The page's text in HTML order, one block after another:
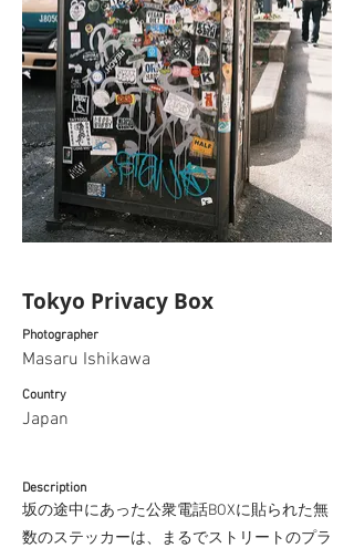
Tokyo Privacy Box
Photographer
Masaru Ishikawa
Country
Japan
Description
坂の途中にあった公衆電話BOXに貼られた無
数のステッカーは、まるでストリートのプラ